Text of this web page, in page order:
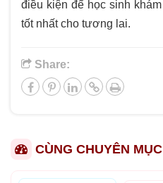
điều kiện để học sinh
tốt nhất cho tương lai.
Share:
CÙNG CHUYÊN MỤC